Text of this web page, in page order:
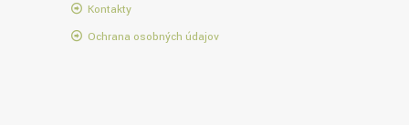
Kontakty
Ochrana osobných údajov